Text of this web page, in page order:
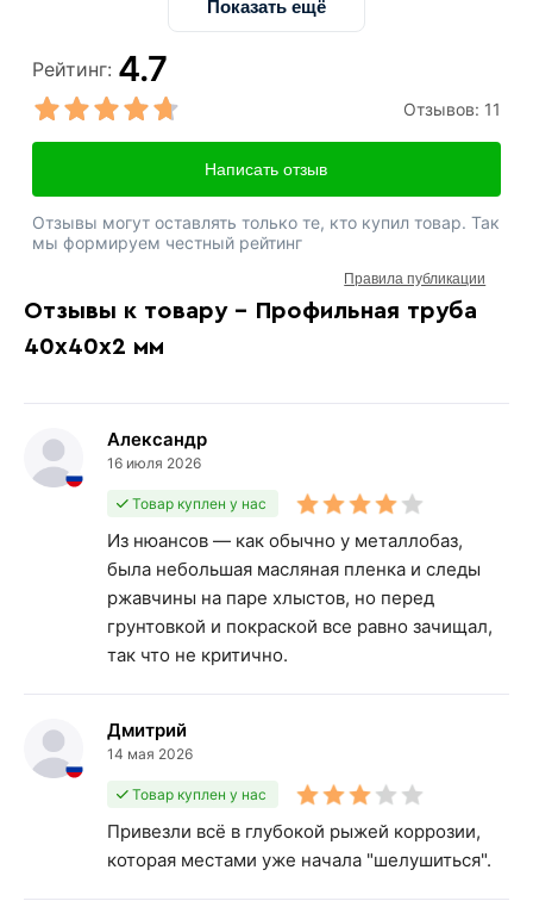
Показать ещё
Отзывы к товару - Профильная труба
40х40х2 мм
Александр
16 июля 2026
Товар куплен у нас
Из нюансов — как обычно у металлобаз,
была небольшая масляная пленка и следы
ржавчины на паре хлыстов, но перед
грунтовкой и покраской все равно зачищал,
так что не критично.
Дмитрий
14 мая 2026
Товар куплен у нас
Привезли всё в глубокой рыжей коррозии,
которая местами уже начала "шелушиться".
Рейтинг: 4.7
Отзывов: 11
Написать отзыв
Отзывы могут оставлять только те, кто купил товар. Так
мы формируем честный рейтинг
Правила публикации